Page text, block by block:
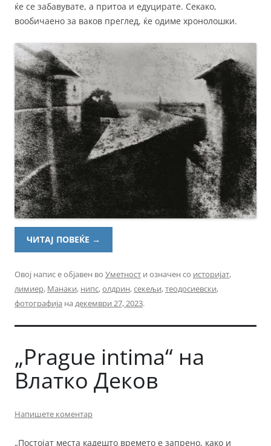
ќе се забавувате, а притоа и едуцирате. Секако,
вообичаено за ваков преглед, ќе одиме хронолошки.
ЧИТАЈ ПОВЕЌЕ →
Овој напис е објавен во Уметност и означен со историјат,
лимиер, Манаки, нипс,олдрин,секељи,теодосиевски,
фотографија на декември 27, 2023.
„Prague intima“ на
Влатко Деков
Напишете коментар
„Постојат места кадешто времето е запрено, како и